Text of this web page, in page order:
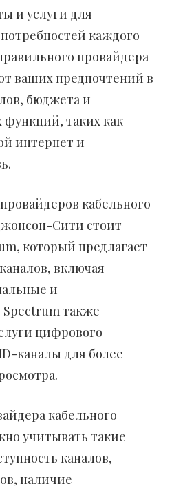
и услуги для
каждого
провайдера
ваших предпочтений в
бюджета и
таких как
интернет и
кабельного
Сити стоит
который предлагает
включая
и
также
цифрового
каналы для более
кабельного
учитывать такие
каналов,
наличие